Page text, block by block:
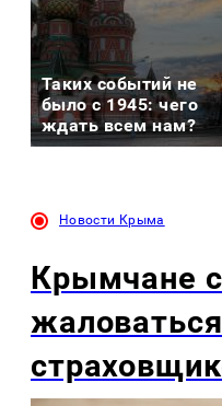
Таких событий не
было с 1945: чего
ждать всем нам?
Новости Крыма
Крымчане